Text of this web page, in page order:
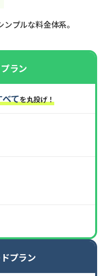
プルな料金体系。
ラン
べてを丸投げ！
プラン